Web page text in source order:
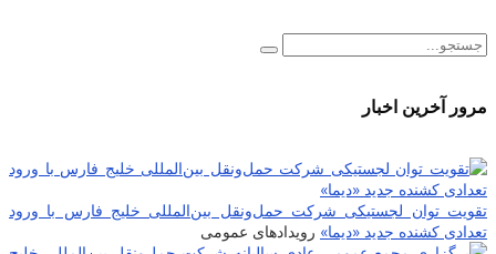
مرور آخرین اخبار
تقویت توان لجستیکی شرکت حمل‌ونقل بین‌المللی خلیج فارس با ورود
تعدادی کشنده جدید «دیما» رویدادهای عمومی